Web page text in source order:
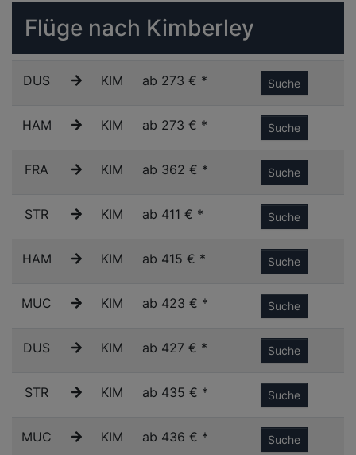
Flüge nach Kimberley
DUS KIM ab 273 € * Suche
HAM KIM ab 273 € * Suche
FRA KIM ab 362 € * Suche
STR KIM ab 411 € * Suche
HAM KIM ab 415 € * Suche
MUC KIM ab 423 € * Suche
DUS KIM ab 427 € * Suche
STR KIM ab 435 € * Suche
MUC KIM ab 436 € * Suche